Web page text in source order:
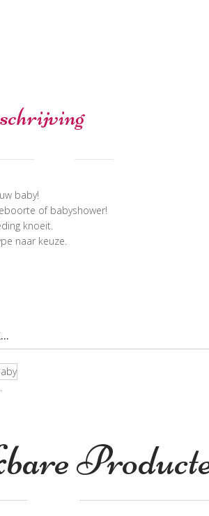
baby!
of babyshower!
knoeit.
naar keuze.